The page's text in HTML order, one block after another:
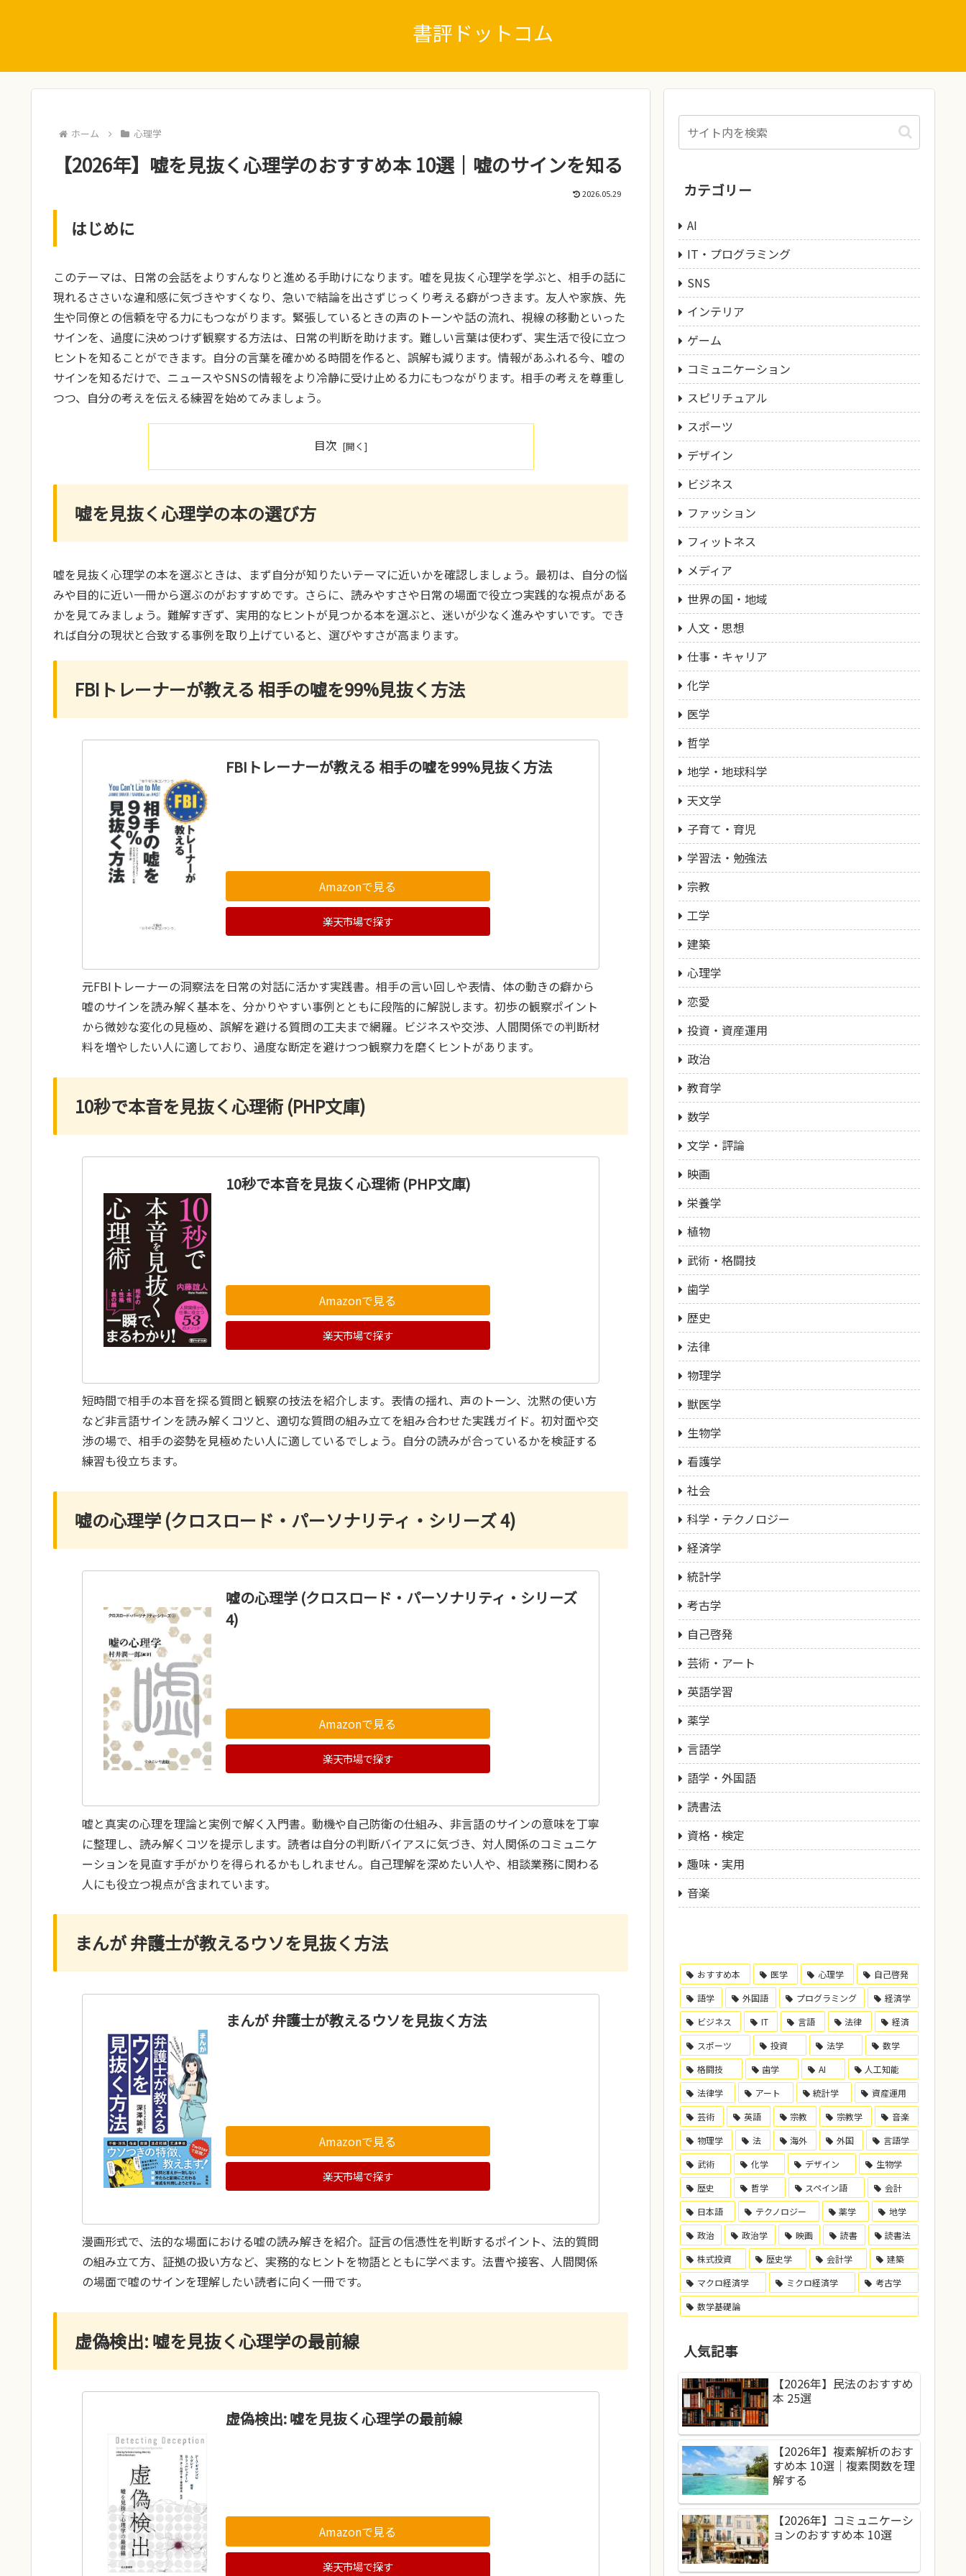
書評ドットコム
ホーム 心理学
【2026年】嘘を見抜く心理学のおすすめ本 10選｜嘘のサインを知る
2026.05.29
はじめに
このテーマは、日常の会話をよりすんなりと進める手助けになります。嘘を見抜く心理学を学ぶと、相手の話に
現れるささいな違和感に気づきやすくなり、急いで結論を出さずじっくり考える癖がつきます。友人や家族、先
生や同僚との信頼を守る力にもつながります。緊張しているときの声のトーンや話の流れ、視線の移動といった
サインを、過度に決めつけず観察する方法は、日常の判断を助けます。難しい言葉は使わず、実生活で役に立つ
ヒントを知ることができます。自分の言葉を確かめる時間を作ると、誤解も減ります。情報があふれる今、嘘の
サインを知るだけで、ニュースやSNSの情報をより冷静に受け止める力にもつながります。相手の考えを尊重し
つつ、自分の考えを伝える練習を始めてみましょう。
目次
嘘を見抜く心理学の本の選び方
嘘を見抜く心理学の本を選ぶときは、まず自分が知りたいテーマに近いかを確認しましょう。最初は、自分の悩
みや目的に近い一冊から選ぶのがおすすめです。さらに、読みやすさや日常の場面で役立つ実践的な視点がある
かを見てみましょう。難解すぎず、実用的なヒントが見つかる本を選ぶと、迷いが少なく進みやすいです。でき
れば自分の現状と合致する事例を取り上げていると、選びやすさが高まります。
FBIトレーナーが教える 相手の嘘を99%見抜く方法
FBIトレーナーが教える 相手の嘘を99%見抜く方法
Amazonで見る
楽天市場で探す
元FBIトレーナーの洞察法を日常の対話に活かす実践書。相手の言い回しや表情、体の動きの癖から
嘘のサインを読み解く基本を、分かりやすい事例とともに段階的に解説します。初歩の観察ポイント
から微妙な変化の見極め、誤解を避ける質問の工夫まで網羅。ビジネスや交渉、人間関係での判断材
料を増やしたい人に適しており、過度な断定を避けつつ観察力を磨くヒントがあります。
10秒で本音を見抜く心理術 (PHP文庫)
10秒で本音を見抜く心理術 (PHP文庫)
Amazonで見る
楽天市場で探す
短時間で相手の本音を探る質問と観察の技法を紹介します。表情の揺れ、声のトーン、沈黙の使い方
など非言語サインを読み解くコツと、適切な質問の組み立てを組み合わせた実践ガイド。初対面や交
渉の場で、相手の姿勢を見極めたい人に適しているでしょう。自分の読みが合っているかを検証する
練習も役立ちます。
嘘の心理学 (クロスロード・パーソナリティ・シリーズ 4)
嘘の心理学 (クロスロード・パーソナリティ・シリーズ
4)
Amazonで見る
楽天市場で探す
嘘と真実の心理を理論と実例で解く入門書。動機や自己防衛の仕組み、非言語のサインの意味を丁寧
に整理し、読み解くコツを提示します。読者は自分の判断バイアスに気づき、対人関係のコミュニケ
ーションを見直す手がかりを得られるかもしれません。自己理解を深めたい人や、相談業務に関わる
人にも役立つ視点が含まれています。
まんが 弁護士が教えるウソを見抜く方法
まんが 弁護士が教えるウソを見抜く方法
Amazonで見る
楽天市場で探す
漫画形式で、法的な場面における嘘の読み解きを紹介。証言の信憑性を判断するポイント、法的質問
の組み立て方、証拠の扱い方など、実務的なヒントを物語とともに学べます。法曹や接客、人間関係
の場面で嘘のサインを理解したい読者に向く一冊です。
虚偽検出: 嘘を見抜く心理学の最前線
虚偽検出: 嘘を見抜く心理学の最前線
Amazonで見る
楽天市場で探す
カテゴリー
AI
IT・プログラミング
SNS
インテリア
ゲーム
コミュニケーション
スピリチュアル
スポーツ
デザイン
ビジネス
ファッション
フィットネス
メディア
世界の国・地域
人文・思想
仕事・キャリア
化学
医学
哲学
地学・地球科学
天文学
子育て・育児
学習法・勉強法
宗教
工学
建築
心理学
恋愛
投資・資産運用
政治
教育学
数学
文学・評論
映画
栄養学
植物
武術・格闘技
歯学
歴史
法律
物理学
獣医学
生物学
看護学
社会
科学・テクノロジー
経済学
統計学
考古学
自己啓発
芸術・アート
英語学習
薬学
言語学
語学・外国語
読書法
資格・検定
趣味・実用
音楽
おすすめ本 医学 心理学
自己啓発
語学
外国語 プログラミング
経済学
ビジネス
IT 言語 法律
経済
スポーツ
投資 法学
数学
格闘技
歯学 AI
人工知能
法律学
アート 統計学
資産運用
芸術
英語 宗教 宗教学
音楽
物理学
法 海外 外国
言語学
武術
化学 デザイン
生物学
歴史
哲学 スペイン語
会計
日本語
テクノロジー 薬学
地学
政治
政治学 映画 読書
読書法
株式投資
歴史学 会計学
建築
マクロ経済学
ミクロ経済学
考古学
数学基礎論
人気記事
【2026年】民法のおすすめ
本 25選
【2026年】複素解析のおす
すめ本 10選｜複素関数を理
解する
【2026年】コミュニケーシ
ョンのおすすめ本 10選